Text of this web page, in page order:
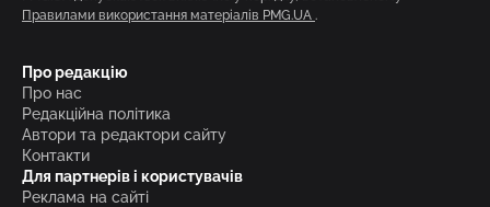
Правилами використання матеріалів PMG.UA .
Про редакцію
Про нас
Редакційна політика
Автори та редактори сайту
Контакти
Для партнерів і користувачів
Реклама на сайті